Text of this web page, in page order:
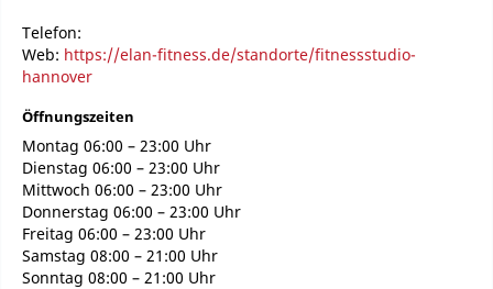
Telefon:
Web: https://elan-fitness.de/standorte/fitnessstudio-
hannover
Öffnungszeiten
Montag 06:00 – 23:00 Uhr
Dienstag 06:00 – 23:00 Uhr
Mittwoch 06:00 – 23:00 Uhr
Donnerstag 06:00 – 23:00 Uhr
Freitag 06:00 – 23:00 Uhr
Samstag 08:00 – 21:00 Uhr
Sonntag 08:00 – 21:00 Uhr